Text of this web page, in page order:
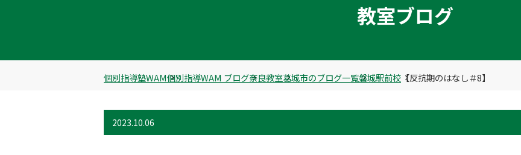
教室ブログ
個別指導塾WAM個別指導WAM ブログ奈良教室葛城市のブログ一覧磐城駅前校 【反抗期のはなし＃8】
2023.10.06